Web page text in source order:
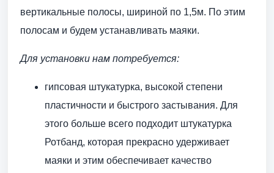
вертикальные полосы, шириной по 1,5м. По этим
полосам и будем устанавливать маяки.
Для установки нам потребуется:
гипсовая штукатурка, высокой степени
пластичности и быстрого застывания. Для
этого больше всего подходит штукатурка
Ротбанд, которая прекрасно удерживает
маяки и этим обеспечивает качество